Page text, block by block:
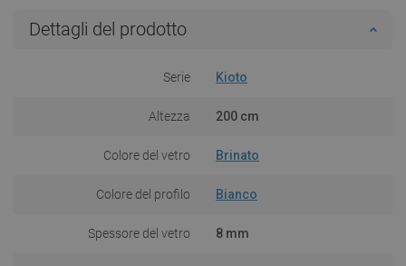
Dettagli del prodotto
Serie Kioto
Altezza 200 cm
Colore del vetro Brinato
Colore del profilo Bianco
Spessore del vetro 8 mm